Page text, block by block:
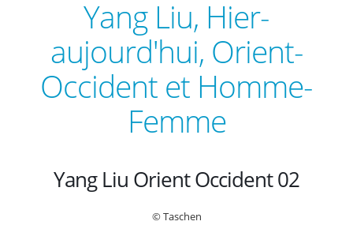
Yang Liu, Hier-
aujourd'hui, Orient-
Occident et Homme-
Femme
Yang Liu Orient Occident 02
© Taschen